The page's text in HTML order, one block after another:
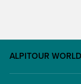
ALPITOUR WORLD
AWARD